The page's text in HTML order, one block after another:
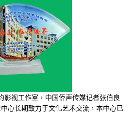
影视工作室，中国侨声传媒记者张伯良
心长期致力于文化艺术交流，本中心已